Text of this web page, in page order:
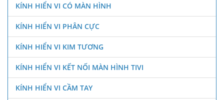
KÍNH HIỂN VI CÓ MÀN HÌNH
KÍNH HIỂN VI PHÂN CỰC
KÍNH HIỂN VI KIM TƯƠNG
KÍNH HIỂN VI KẾT NỐI MÀN HÌNH TIVI
KÍNH HIỂN VI CẦM TAY